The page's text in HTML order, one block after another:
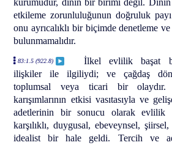
etkileme zorunluluğunun doğruluk
onu ayrıcalıklı bir biçimde denetleme
bulunmamalıdır.
83:1.5 (922.8)
İlkel evlilik başat
ilişkiler ile ilgiliydi; ve çağdaş
toplumsal veya ticari bir
karışımlarının etkisi vasıtasıyla ve
adetlerinin bir sonucu olarak evlilik
karşılıklı, duygusal, ebeveynsel,
idealist bir hale geldi. Tercih ve